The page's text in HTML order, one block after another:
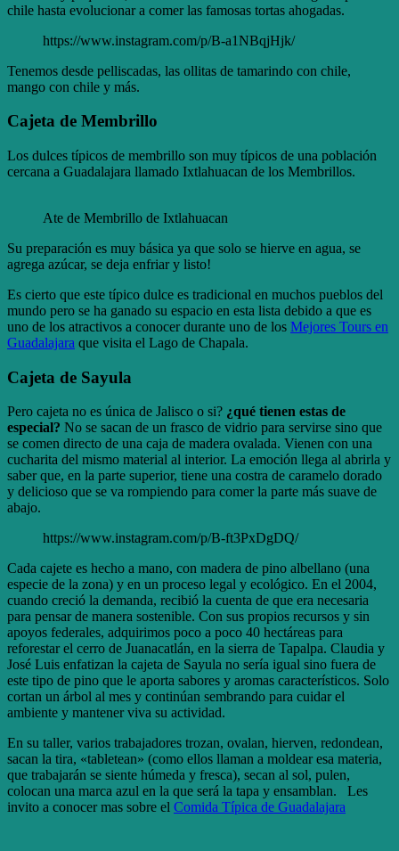
chile hasta evolucionar a comer las famosas tortas ahogadas.
https://www.instagram.com/p/B-a1NBqjHjk/
Tenemos desde pelliscadas, las ollitas de tamarindo con chile,
mango con chile y más.
Cajeta de Membrillo
Los dulces típicos de membrillo son muy típicos de una población
cercana a Guadalajara llamado Ixtlahuacan de los Membrillos.
Ate de Membrillo de Ixtlahuacan
Su preparación es muy básica ya que solo se hierve en agua, se
agrega azúcar, se deja enfriar y listo!
Es cierto que este típico dulce es tradicional en muchos pueblos del
mundo pero se ha ganado su espacio en esta lista debido a que es
uno de los atractivos a conocer durante uno de los Mejores Tours en
Guadalajara que visita el Lago de Chapala.
Cajeta de Sayula
Pero cajeta no es única de Jalisco o si? ¿qué tienen estas de
especial? No se sacan de un frasco de vidrio para servirse sino que
se comen directo de una caja de madera ovalada. Vienen con una
cucharita del mismo material al interior. La emoción llega al abrirla y
saber que, en la parte superior, tiene una costra de caramelo dorado
y delicioso que se va rompiendo para comer la parte más suave de
abajo.
https://www.instagram.com/p/B-ft3PxDgDQ/
Cada cajete es hecho a mano, con madera de pino albellano (una
especie de la zona) y en un proceso legal y ecológico. En el 2004,
cuando creció la demanda, recibió la cuenta de que era necesaria
para pensar de manera sostenible. Con sus propios recursos y sin
apoyos federales, adquirimos poco a poco 40 hectáreas para
reforestar el cerro de Juanacatlán, en la sierra de Tapalpa. Claudia y
José Luis enfatizan la cajeta de Sayula no sería igual sino fuera de
este tipo de pino que le aporta sabores y aromas característicos. Solo
cortan un árbol al mes y continúan sembrando para cuidar el
ambiente y mantener viva su actividad.
En su taller, varios trabajadores trozan, ovalan, hierven, redondean,
sacan la tira, «tabletean» (como ellos llaman a moldear esa materia,
que trabajarán se siente húmeda y fresca), secan al sol, pulen,
colocan una marca azul en la que será la tapa y ensamblan. Les
invito a conocer mas sobre el Comida Típica de Guadalajara